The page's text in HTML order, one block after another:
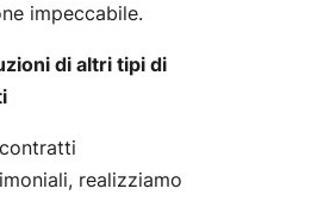
impeccabile.
di altri tipi di
realizziamo